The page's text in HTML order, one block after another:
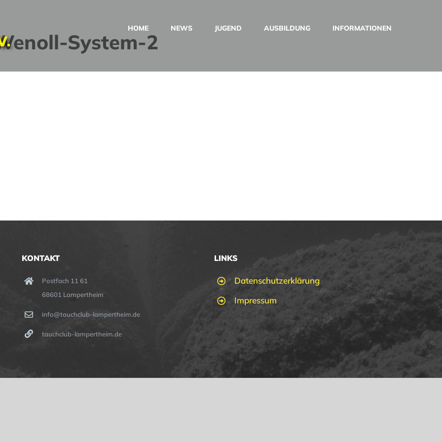
HOME NEWS JUGEND AUSBILDUNG INFORMATIONEN
System-2
KONTAKT
Postfach 11 61
68601 Lampertheim
info@tauchclub-lampertheim.de
tauchclub-lampertheim.de
LINKS
Datenschutzerklärung
Impressum